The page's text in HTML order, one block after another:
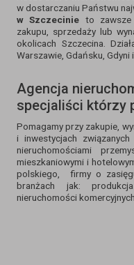
w dostarczaniu Państwu
w Szczecinie to zawsze
zakupu, sprzedaży lub
okolicach Szczecina.
Warszawie, Gdańsku, Gdyni
Agencja
specjaliści którzy
Pomagamy przy zakupie,
i inwestycjach
nieruchomościami
mieszkaniowymi i
polskiego, firmy o
branżach jak:
nieruchomości